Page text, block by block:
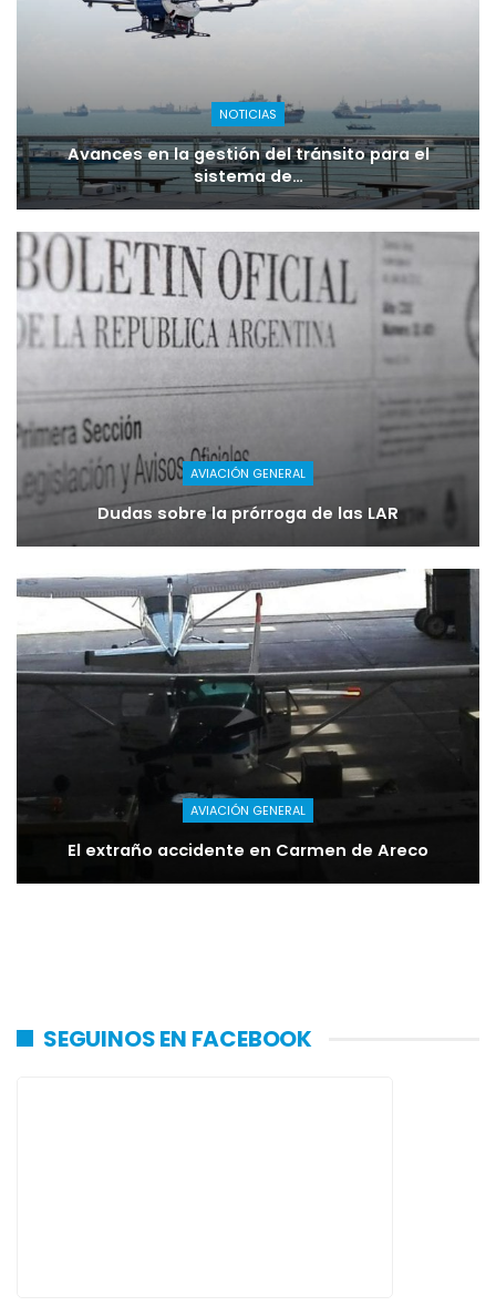
NOTICIAS
Avances en la gestión del tránsito para el
sistema de…
AVIACIÓN GENERAL
Dudas sobre la prórroga de las LAR
AVIACIÓN GENERAL
El extraño accidente en Carmen de Areco
SEGUINOS EN FACEBOOK